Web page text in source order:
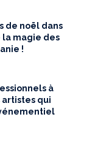
de noël dans
la magie des
!
à
artistes qui